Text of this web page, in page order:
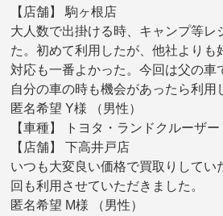
【店舗】 駒ヶ根店
大人数で出掛ける時、キャンプ等レ
た。初めて利用したが、他社よりも
対応も一番よかった。今回は父の車
自分の車の時も機会があったら利用
匿名希望 Y様 （男性）
【車種】 トヨタ・ランドクルーザー
【店舗】 下高井戸店
いつも大変良い価格で買取りしてい
回も利用させていただきました。
匿名希望 M様 （男性）